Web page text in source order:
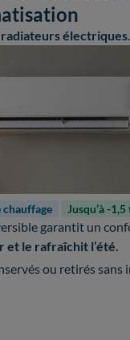
radiateurs électriques.
chauffage Jusqu’à -
garantit un
et le rafraîchit l’été.
ou retirés